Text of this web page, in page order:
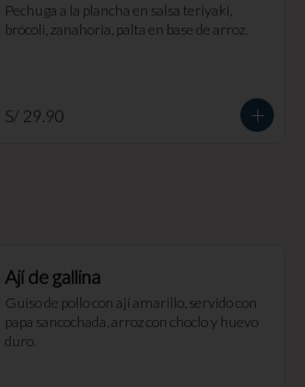
Pechuga a la plancha en salsa teriyaki,
brócoli, zanahoria, palta en base de arroz.
S/ 29.90
Ají de gallina
Guiso de pollo con ají amarillo, servido con
papa sancochada, arroz con choclo y huevo
duro.